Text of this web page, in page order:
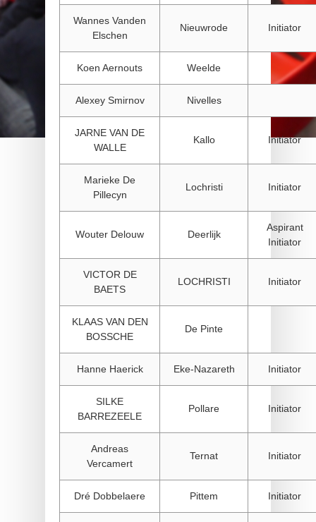
Wannes Vanden
Elschen
Nieuwrode Initiator
Koen Aernouts Weelde
Alexey Smirnov Nivelles
JARNE VAN DE
WALLE
Kallo Initiator
Marieke De
Pillecyn
Lochristi Initiator
Wouter Delouw Deerlijk
Aspirant
Initiator
VICTOR DE
BAETS
LOCHRISTI Initiator
KLAAS VAN DEN
BOSSCHE
De Pinte
Hanne Haerick Eke-Nazareth Initiator
SILKE
BARREZEELE
Pollare Initiator
Andreas
Vercamert
Ternat Initiator
Dré Dobbelaere Pittem Initiator